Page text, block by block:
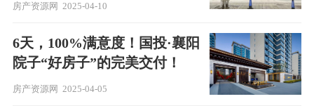
房产资源网 2025-04-10
6天，100%满意度！国投·襄阳
院子“好房子”的完美交付！
房产资源网 2025-04-05